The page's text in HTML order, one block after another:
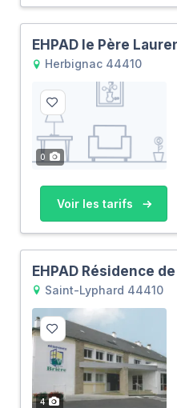
EHPAD le Père
Herbignac 44410
0
Voir les tarifs
EHPAD Résidence
Saint-Lyphard 44410
4